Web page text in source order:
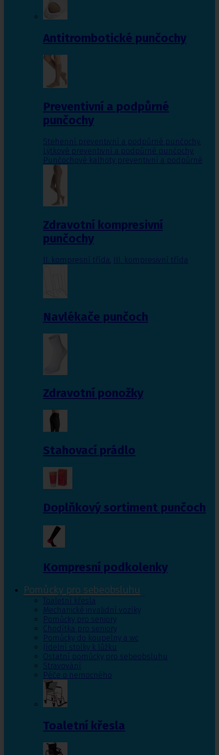
Antitrombotické punčochy
Preventivní a podpůrné
punčochy
Stehenní preventivní a podpůrné punčochy,
Lýtkové preventivní a podpůrné punčochy,
Punčochové kalhoty preventivní a podpůrné
Zdravotní kompresivní
punčochy
II. kompresní třída III. kompresivní třída
Navlékače punčoch
Zdravotní ponožky
Stahovací prádlo
Doplňkový sortiment punčoch
Kompresní podkolenky
Pomůcky pro sebeobsluhu
Toaletní křesla
Mechanické invalidní vozíky
Pomůcky pro seniory
Chodítka pro seniory
Pomůcky do koupelny a wc
Jídelní stolky k lůžku
Ostatní pomůcky pro sebeobsluhu
Stravování
Péče o nemocného
Toaletní křesla